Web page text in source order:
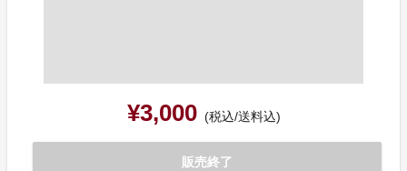
¥3,000 (税込/送料込)
販売終了